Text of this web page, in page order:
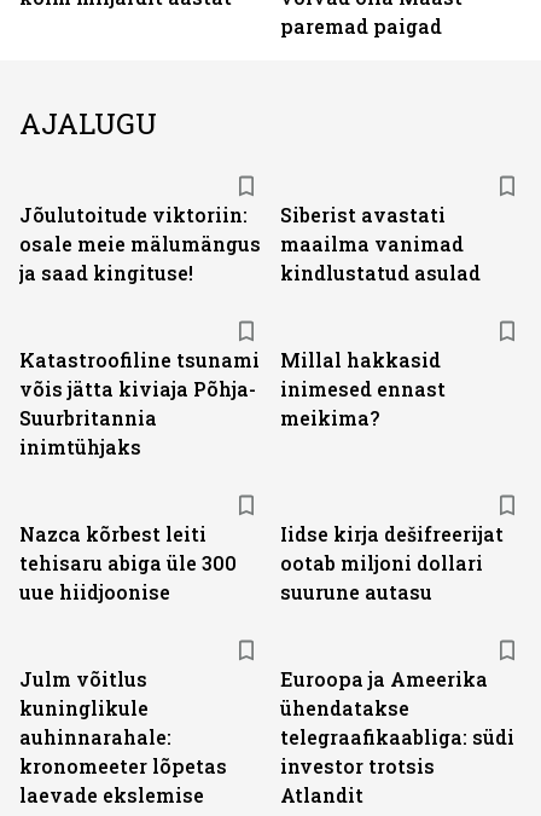
paremad paigad
AJALUGU
Jõulutoitude viktoriin:
osale meie mälumängus
ja saad kingituse!
Siberist avastati
maailma vanimad
kindlustatud asulad
Katastroofiline tsunami
võis jätta kiviaja Põhja-
Suurbritannia
inimtühjaks
Millal hakkasid
inimesed ennast
meikima?
Nazca kõrbest leiti
tehisaru abiga üle 300
uue hiidjoonise
Iidse kirja dešifreerijat
ootab miljoni dollari
suurune autasu
Julm võitlus
kuninglikule
auhinnarahale:
kronomeeter lõpetas
laevade ekslemise
Euroopa ja Ameerika
ühendatakse
telegraafikaabliga: südi
investor trotsis
Atlandit